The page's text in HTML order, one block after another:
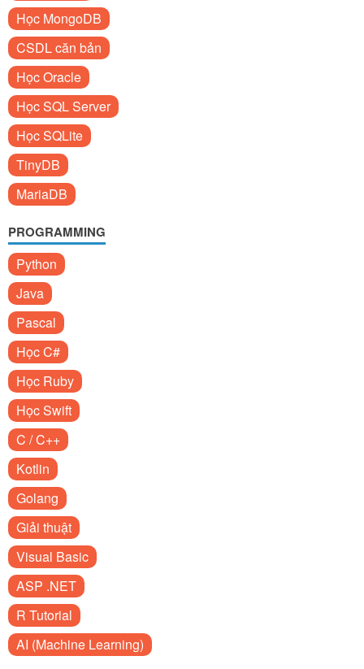
Học MongoDB
CSDL căn bản
Học Oracle
Học SQL Server
Học SQLite
TinyDB
MariaDB
PROGRAMMING
Python
Java
Pascal
Học C#
Học Ruby
Học Swift
C / C++
Kotlin
Golang
Giải thuật
Visual Basic
ASP .NET
R Tutorial
AI (Machine Learning)